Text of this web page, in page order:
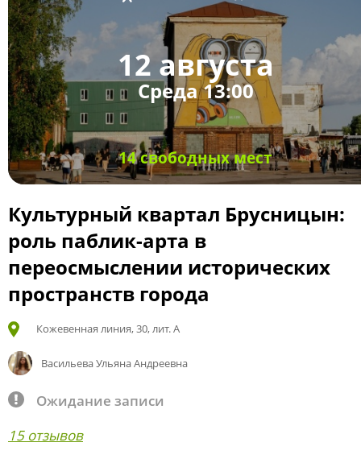
12 августа
Среда 13:00
14 свободных мест
Культурный квартал Брусницын:
роль паблик-арта в
переосмыслении исторических
пространств города
Кожевенная линия, 30, лит. А
Васильева Ульяна Андреевна
Ожидание записи
15 отзывов